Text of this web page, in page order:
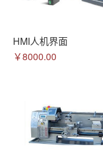
HMI人机界面
￥8000.00